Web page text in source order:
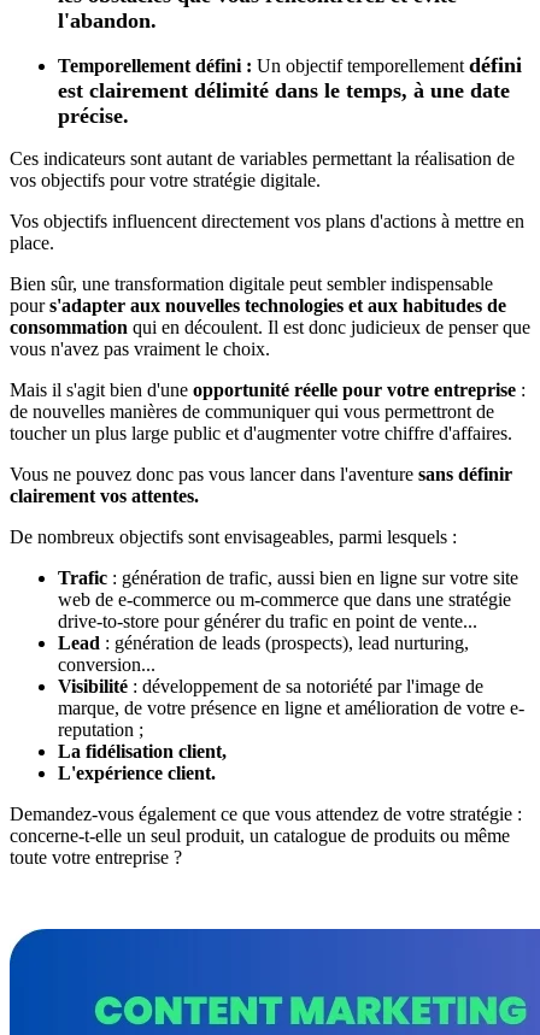
l'abandon.
Temporellement défini : Un objectif temporellement défini
est clairement délimité dans le temps, à une date
précise.
Ces indicateurs sont autant de variables permettant la réalisation de
vos objectifs pour votre stratégie digitale.
Vos objectifs influencent directement vos plans d'actions à mettre en
place.
Bien sûr, une transformation digitale peut sembler indispensable
pours'adapter aux nouvelles technologies et aux habitudes de
consommation qui en découlent. Il est donc judicieux de penser que
vous n'avez pas vraiment le choix.
Mais il s'agit bien d'une opportunité réelle pour votre entreprise :
de nouvelles manières de communiquer qui vous permettront de
toucher un plus large public et d'augmenter votre chiffre d'affaires.
Vous ne pouvez donc pas vous lancer dans l'aventure sans définir
clairement vos attentes.
De nombreux objectifs sont envisageables, parmi lesquels :
Trafic : génération de trafic, aussi bien en ligne sur votre site
web de e-commerce ou m-commerce que dans une stratégie
drive-to-store pour générer du trafic en point de vente...
Lead : génération de leads (prospects), lead nurturing,
conversion...
Visibilité : développement de sa notoriété par l'image de
marque, de votre présence en ligne et amélioration de votre e-
reputation ;
La fidélisation client,
L'expérience client.
Demandez-vous également ce que vous attendez de votre stratégie :
concerne-t-elle un seul produit, un catalogue de produits ou même
toute votre entreprise ?